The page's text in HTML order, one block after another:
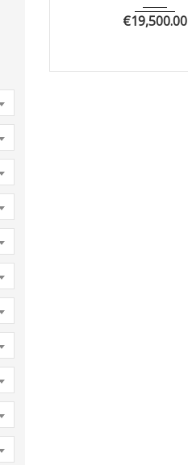
€19,500.00